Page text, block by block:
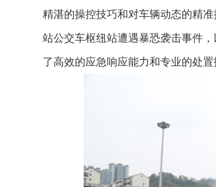
精湛的操控技巧和对车辆动态的精
站公交车枢纽站遭遇暴恐袭击事件
了高效的应急响应能力和专业的处置